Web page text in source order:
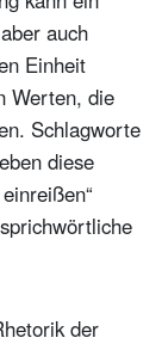
auch
Einheit
Werten, die
Schlagworte
diese
der